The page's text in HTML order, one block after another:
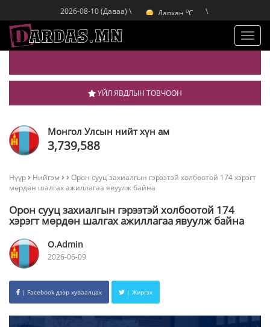
2026-08-10 (Даваа) \
Дархан oC
Эрдэнэт C
\
ҮЙЛ ЯВДЛЫН ТОВЧООН
Монгол Улсын нийт хүн ам
3,739,588
Нүүр Нийгэм
Орон сууц захиалгын гэрээтэй холбоотой 174 хэрэгт
мөрдөн шалгах ажиллагаа явуулж байна
Орон сууц захиалгын гэрээтэй холбоотой 174
хэрэгт мөрдөн шалгах ажиллагаа явуулж байна
O.Admin
2026-06-09
| Facebook дээр хуваалцах | Жиргэх